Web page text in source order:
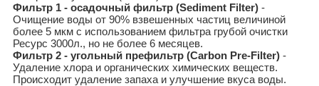
Фильтр 1 - осадочный фильтр (Sediment Filter) -
Очищение воды от 90% взвешенных частиц величиной
более 5 мкм с использованием фильтра грубой очистки
Ресурс 3000л., но не более 6 месяцев.
Фильтр 2 - угольный префильтр (Carbon Pre-Filter) -
Удаление хлора и органических химических веществ.
Происходит удаление запаха и улучшение вкуса воды.